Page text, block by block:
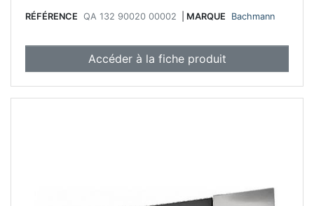
RÉFÉRENCE QA 132 90020 00002 MARQUE Bachmann
Accéder à la fiche produit